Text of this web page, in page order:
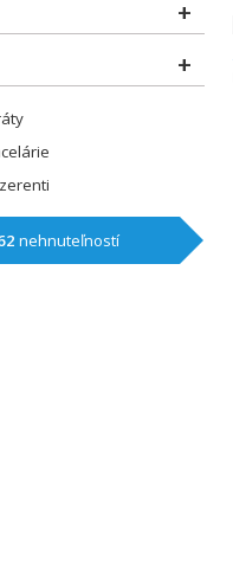
nehnuteľností